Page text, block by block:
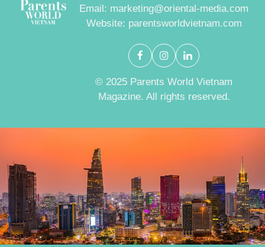
Email: marketing@oriental-media.com
Website: parentsworldvietnam.com
© 2025 Parents World Vietnam
Magazine. All rights reserved.